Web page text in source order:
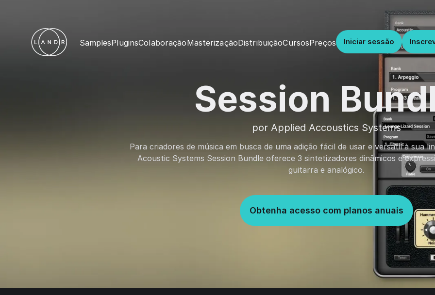
SamplesPluginsColaboraçãoMasterizaçãoDistribuiçãoCursosPreços Iniciar sessão
Session
por Applied Accoustics Systems
Para criadores de música em busca de uma adição fácil de usar e versátil à sua
Acoustic Systems Session Bundle oferece 3 sintetizadores dinâmicos e
guitarra e analógico.
Obtenha acesso com planos anuais